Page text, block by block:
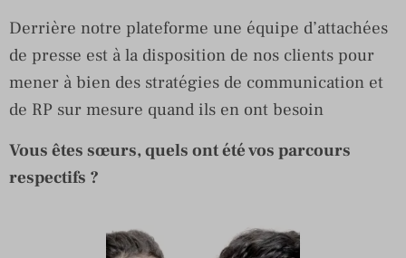
Derrière notre plateforme une équipe d’attachées
de presse est à la disposition de nos clients pour
mener à bien des stratégies de communication et
de RP sur mesure quand ils en ont besoin
Vous êtes sœurs, quels ont été vos parcours
respectifs ?